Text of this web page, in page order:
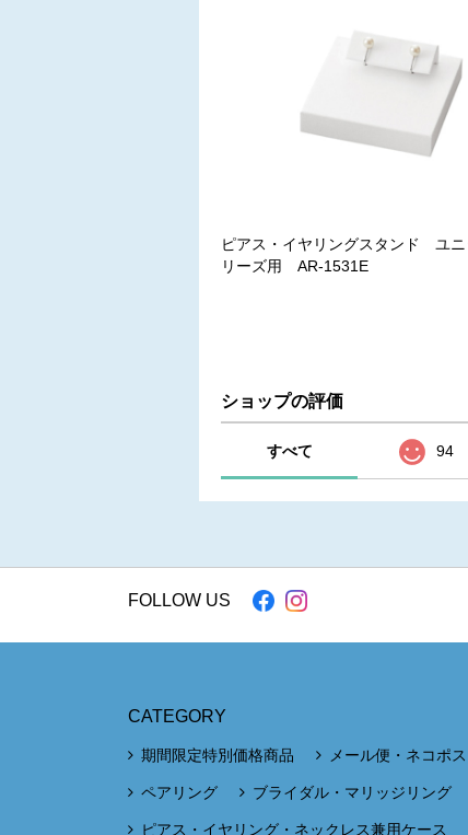
ピアス・イヤリングスタンド ユニ
リーズ用 AR-1531E
ショップの評価
すべて 94
FOLLOW US
CATEGORY
期間限定特別価格商品 メール便・ネコポ
ペアリング ブライダル・マリッジリング
ピアス・イヤリング・ネックレス兼用ケース